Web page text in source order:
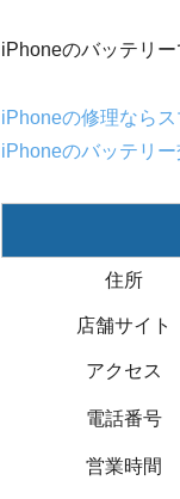
iPhoneのバッテリ
iPhoneの修理ならス
iPhoneのバッテリ
住所
店舗サイト
アクセス
電話番号
営業時間